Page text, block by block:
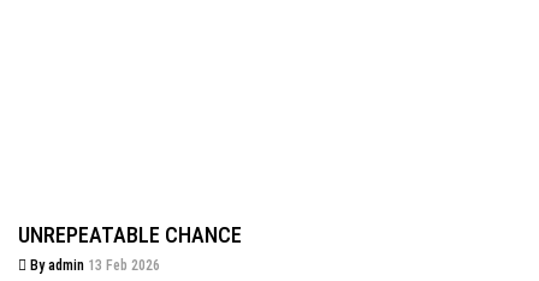
UNREPEATABLE CHANCE
By admin 13 Feb 2026